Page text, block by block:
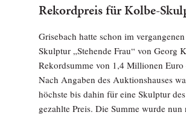
Rekordpreis für Kolbe-
Grisebach hatte schon im
Skulptur „Stehende Frau“ von Georg
Rekordsumme von 1,4 Millionen Euro
Nach Angaben des Auktionshauses
höchste bis dahin für eine Skulptur
gezahlte Preis. Die Summe wurde nun